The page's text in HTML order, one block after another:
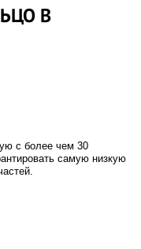
В
с более чем 30
самую низкую